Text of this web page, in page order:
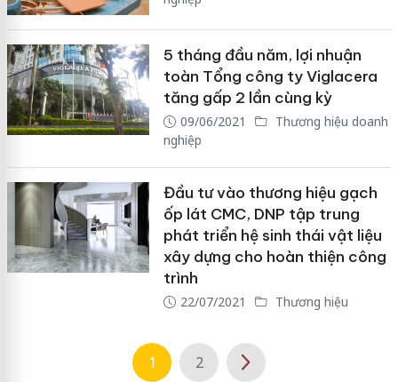
5 tháng đầu năm, lợi nhuận
toàn Tổng công ty Viglacera
tăng gấp 2 lần cùng kỳ
09/06/2021
Thương hiệu doanh
nghiệp
Đầu tư vào thương hiệu gạch
ốp lát CMC, DNP tập trung
phát triển hệ sinh thái vật liệu
xây dựng cho hoàn thiện công
trình
22/07/2021 Thương hiệu
1 2